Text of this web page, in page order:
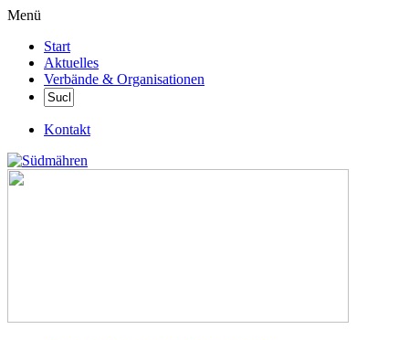
Menü
Start
Aktuelles
Verbände & Organisationen
Kontakt